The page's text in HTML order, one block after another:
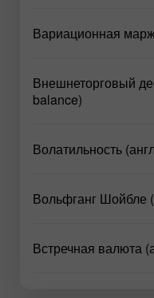
Вариационная
Внешнеторговый
balance)
Волатильность
Вольфганг Шойбле
Встречная валюта